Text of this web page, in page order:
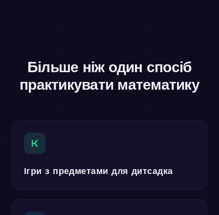
Більше ніж один спосіб
практикувати математику
K
Ігри з предметами для дитсадка